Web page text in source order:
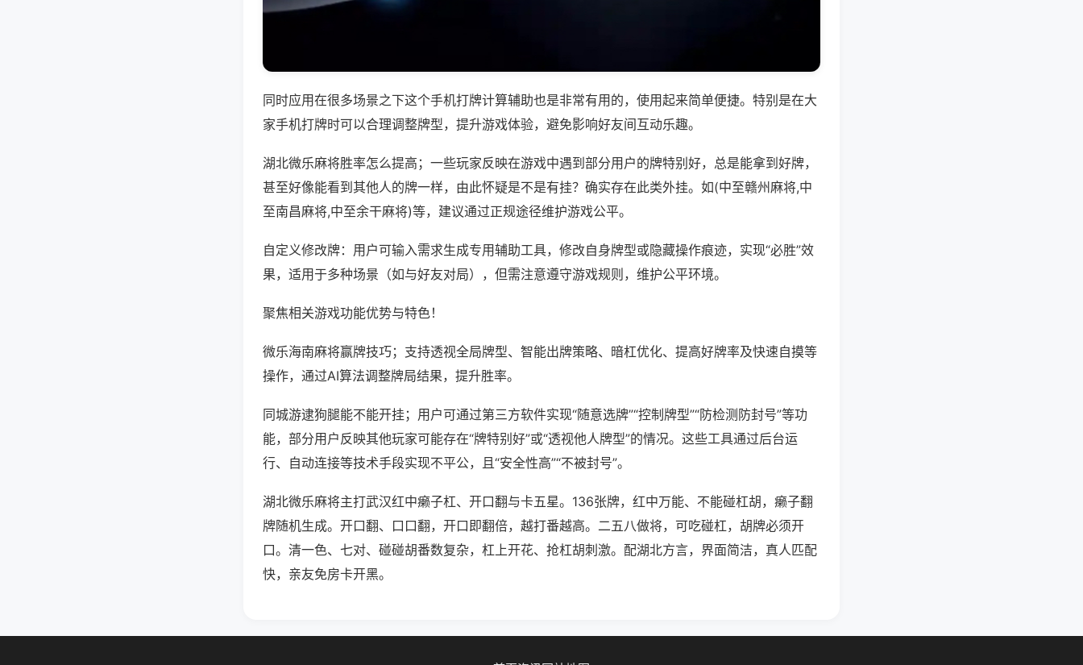
同时应用在很多场景之下这个手机打牌计算辅助也是非常有用的，使用起来简单便捷。特别是在大
家手机打牌时可以合理调整牌型，提升游戏体验，避免影响好友间互动乐趣。
湖北微乐麻将胜率怎么提高；一些玩家反映在游戏中遇到部分用户的牌特别好，总是能拿到好牌，
甚至好像能看到其他人的牌一样，由此怀疑是不是有挂？确实存在此类外挂。如(中至赣州麻将,中
至南昌麻将,中至余干麻将)等，建议通过正规途径维护游戏公平。
自定义修改牌：用户可输入需求生成专用辅助工具，修改自身牌型或隐藏操作痕迹，实现“必胜”效
果，适用于多种场景（如与好友对局），但需注意遵守游戏规则，维护公平环境。
聚焦相关游戏功能优势与特色！
微乐海南麻将赢牌技巧；支持透视全局牌型、智能出牌策略、暗杠优化、提高好牌率及快速自摸等
操作，通过AI算法调整牌局结果，提升胜率。
同城游逮狗腿能不能开挂；用户可通过第三方软件实现“随意选牌”“控制牌型”“防检测防封号”等功
能，部分用户反映其他玩家可能存在“牌特别好”或“透视他人牌型”的情况。这些工具通过后台运
行、自动连接等技术手段实现不平公，且“安全性高”“不被封号”。
湖北微乐麻将主打武汉红中癞子杠、开口翻与卡五星。136张牌，红中万能、不能碰杠胡，癞子翻
牌随机生成。开口翻、口口翻，开口即翻倍，越打番越高。二五八做将，可吃碰杠，胡牌必须开
口。清一色、七对、碰碰胡番数复杂，杠上开花、抢杠胡刺激。配湖北方言，界面简洁，真人匹配
快，亲友免房卡开黑。